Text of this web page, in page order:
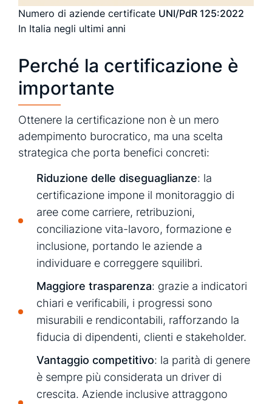
Numero di aziende certificate UNI/PdR 125:2022
In Italia negli ultimi anni
Perché la certificazione è
importante
Ottenere la certificazione non è un mero
adempimento burocratico, ma una scelta
strategica che porta benefici concreti:
Riduzione delle diseguaglianze: la
certificazione impone il monitoraggio di
aree come carriere, retribuzioni,
conciliazione vita-lavoro, formazione e
inclusione, portando le aziende a
individuare e correggere squilibri.
Maggiore trasparenza: grazie a indicatori
chiari e verificabili, i progressi sono
misurabili e rendicontabili, rafforzando la
fiducia di dipendenti, clienti e stakeholder.
Vantaggio competitivo: la parità di genere
è sempre più considerata un driver di
crescita. Aziende inclusive attraggono